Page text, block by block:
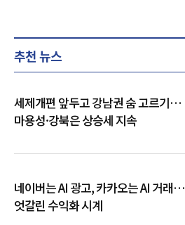
추천 뉴스
세제개편 앞두고 강남권 숨 고르기…
마용성·강북은 상승세 지속
네이버는 AI 광고, 카카오는 AI 거래…
엇갈린 수익화 시계